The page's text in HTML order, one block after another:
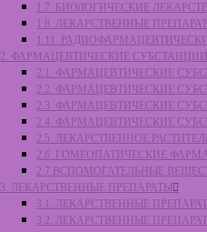
1.7. БИОЛОГИЧЕСКИЕ
1.8. ЛЕКАРСТВЕННЫЕ
1.11.
2. ФАРМАЦЕВТИЧЕСКИЕ СУБСТАНЦИИ
2.1. ФАРМАЦЕВТИЧЕСКИЕ
2.2. ФАРМАЦЕВТИЧЕСКИЕ
2.3. ФАРМАЦЕВТИЧЕСКИЕ
2.4. ФАРМАЦЕВТИЧЕСКИЕ
2.5. ЛЕКАРСТВЕННОЕ
2.6. ГОМЕОПАТИЧЕСКИЕ
2.7 ВСПОМОГАТЕЛЬНЫЕ
3. ЛЕКАРСТВЕННЫЕ ПРЕПАРАТЫ
3.1. ЛЕКАРСТВЕННЫЕ
3.2. ЛЕКАРСТВЕННЫЕ